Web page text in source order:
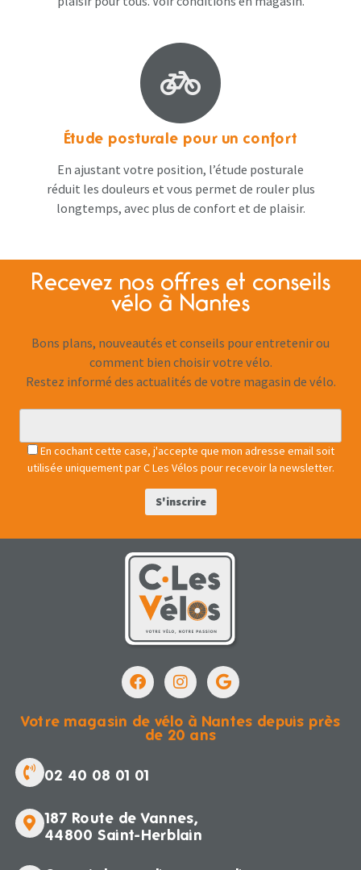
Étude posturale pour un confort
En ajustant votre position, l’étude posturale
réduit les douleurs et vous permet de rouler plus
longtemps, avec plus de confort et de plaisir.
Recevez nos offres et conseils
vélo à Nantes
Bons plans, nouveautés et conseils pour entretenir ou
comment bien choisir votre vélo.
Restez informé des actualités de votre magasin de vélo.
En cochant cette case, j'accepte que mon adresse email soit
utilisée uniquement par C Les Vélos pour recevoir la newsletter.
Votre magasin de vélo à Nantes depuis près
de 20 ans
02 40 08 01 01
187 Route de Vannes,
44800 Saint-Herblain